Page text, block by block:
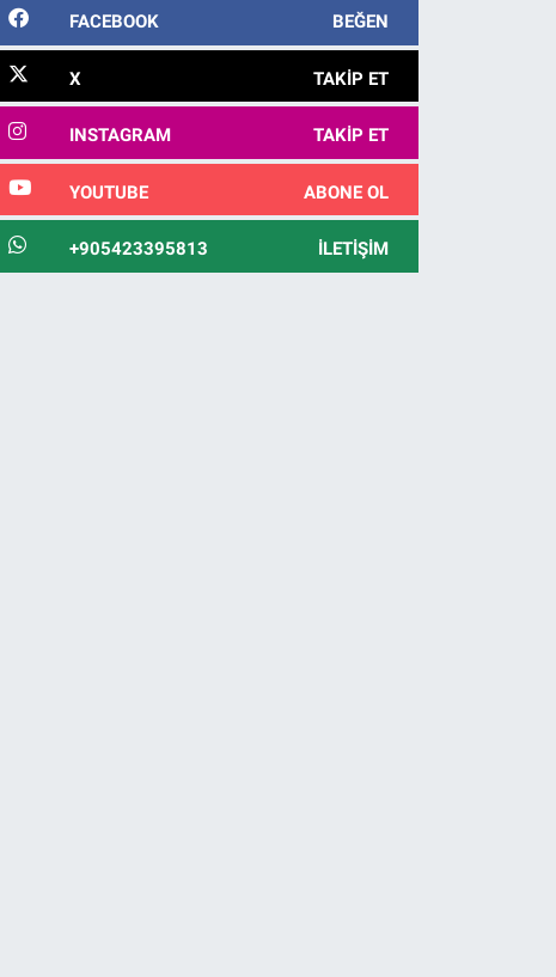
FACEBOOK BEĞEN
X TAKIP ET
INSTAGRAM TAKIP ET
YOUTUBE ABONE OL
+905423395813 İLETIŞIM